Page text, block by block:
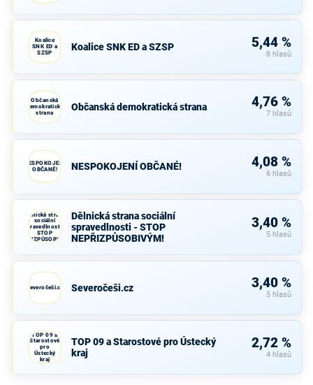
Koalice
SNK ED a
SZSP
Koalice SNK ED a SZSP 5,44 %
8 hlasů
Občanská
demokratická
strana
Občanská demokratická strana 4,76 %
7 hlasů
NESPOKOJENÍ
OBČANÉ!
NESPOKOJENÍ OBČANÉ! 4,08 %
6 hlasů
Dělnická strana
sociální
spravedlnosti -
STOP
NEPŘIZPŮSOBIVÝM!
Dělnická strana sociální
spravedlnosti - STOP
NEPŘIZPŮSOBIVÝM!
3,40 %
5 hlasů
Severočeši.cz Severočeši.cz 3,40 %
5 hlasů
TOP 09 a
Starostové
pro
Ústecký
kraj
TOP 09 a Starostové pro Ústecký
kraj
2,72 %
4 hlasů